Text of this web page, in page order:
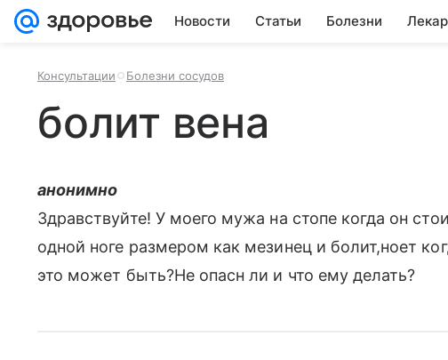
Новости Статьи Болезни
Консультации Болезни сосудов
болит вена
анонимно
Здравствуйте! У моего мужа на стопе когда он
одной ноге размером как мезинец и болит,ноет
это может быть?Не опасн ли и что ему делать?